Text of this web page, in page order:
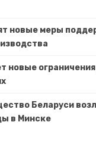
новые меры
новые
Беларуси
в Минске